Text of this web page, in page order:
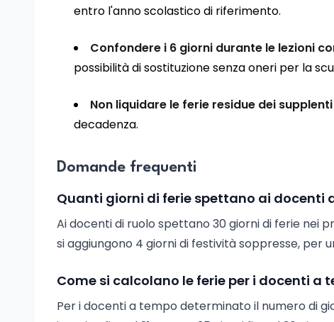
entro l'anno scolastico di riferimento.
Confondere i 6 giorni durante le lezioni
possibilità di sostituzione senza oneri per la
Non liquidare le ferie residue dei
decadenza.
Domande frequenti
Quanti giorni di ferie spettano ai docenti
Ai docenti di ruolo spettano 30 giorni di ferie nei
si aggiungono 4 giorni di festività soppresse, per
Come si calcolano le ferie per i docenti a
Per i docenti a tempo determinato il numero di